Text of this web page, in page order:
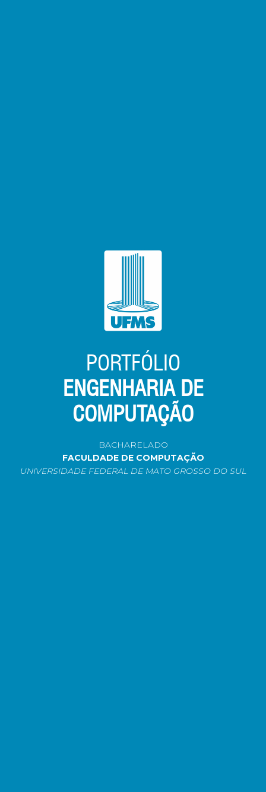
PORTFÓLIO
ENGENHARIA DE
COMPUTAÇÃO
BACHARELADO
FACULDADE DE COMPUTAÇÃO
UNIVERSIDADE FEDERAL DE MATO GROSSO DO SUL